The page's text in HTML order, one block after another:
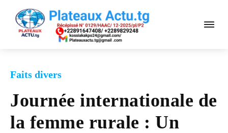
Faits divers
Journée internationale de
la femme rurale : Un